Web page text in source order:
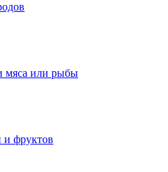
мяса или рыбы
фруктов